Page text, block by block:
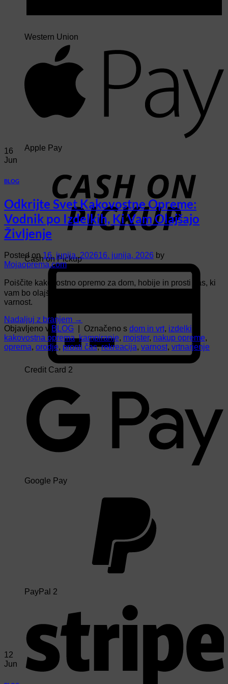
Western Union
Apple Pay
Cash on Pickup
Credit Card 2
Google Pay
PayPal 2
16
Jun
BLOG
Odkrijte Svet Kakovostne Opreme:
Vodnik po Izdelkih, Ki Vam Olajšajo
Življenje
Posted on16. junija, 202616. junija, 2026 by
Mojaoprema.com
Poiščite kakovostno opremo za dom, hobije in prosti čas, ki
vam bo olajšala življenje in zagotovila učinkovitost ter
varnost.
Nadaljuj z branjem →
Objavljeno v BLOG Označeno s dom in vrt, izdelki
kakovostna oprema,kampiranje, mojster, nakup opreme,
oprema, orodje, prosti čas,rekreacija, varnost, vrtnarjenje
12
Jun